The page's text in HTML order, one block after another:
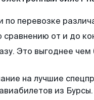
по перевозке
от и до
Это выгоднее
на лучшие
из Бурсы.